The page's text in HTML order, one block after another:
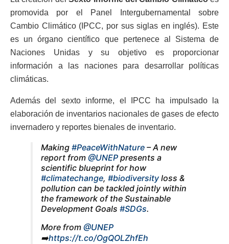
promovida por el Panel Intergubernamental sobre
Cambio Climático (IPCC, por sus siglas en inglés). Este
es un órgano científico que pertenece al Sistema de
Naciones Unidas y su objetivo es proporcionar
información a las naciones para desarrollar políticas
climáticas.
Además del sexto informe, el IPCC ha impulsado la
elaboración de inventarios nacionales de gases de efecto
invernadero y reportes bienales de inventario.
Making #PeaceWithNature – A new
report from @UNEP presents a
scientific blueprint for how
#climatechange, #biodiversity loss &
pollution can be tackled jointly within
the framework of the Sustainable
Development Goals #SDGs.
More from @UNEP
➡️https://t.co/OgQOLZhfEh